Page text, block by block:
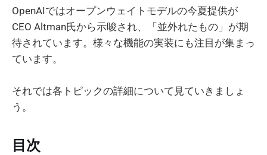
OpenAIではオープンウェイトモデルの今夏提供が
CEO Altman氏から示唆され、「並外れたもの」が期
待されています。様々な機能の実装にも注目が集まっ
ています。
それでは各トピックの詳細について見ていきましょ
う。
目次